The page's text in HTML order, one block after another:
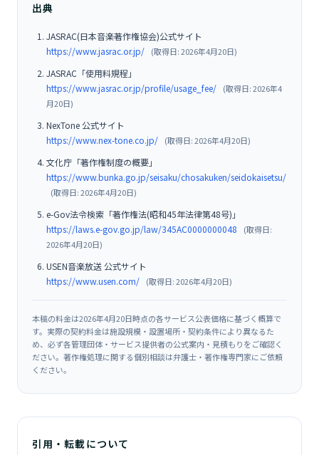
出典
JASRAC(日本音楽著作権協会)公式サイト
https://www.jasrac.or.jp/
(取得日: 2026年4月20日)
JASRAC「使用料規程」
https://www.jasrac.or.jp/profile/usage_fee/
(取得日: 2026年4
月20日)
NexTone 公式サイト
https://www.nex-tone.co.jp/
(取得日: 2026年4月20日)
文化庁「著作権制度の概要」
https://www.bunka.go.jp/seisaku/chosakuken/seidokaisetsu/
(取得日: 2026年4月20日)
e-Gov法令検索「著作権法(昭和45年法律第48号)」
https://laws.e-gov.go.jp/law/345AC0000000048
(取得日:
2026年4月20日)
USEN音楽放送 公式サイト
https://www.usen.com/
(取得日: 2026年4月20日)
本稿の料金は2026年4月20日時点の各サービス公表価格に基づく概算で
す。実際の契約料金は施設規模・設置場所・契約条件により異なるた
め、必ず各管理団体・サービス提供者の公式案内・見積もりをご確認く
ださい。著作権処理に関する個別相談は弁護士・著作権専門家にご依頼
ください。
引用・転載について